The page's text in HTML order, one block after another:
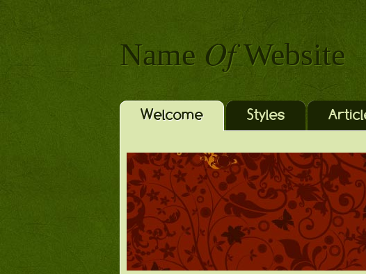
Name OfWebsite
Welcome Styles